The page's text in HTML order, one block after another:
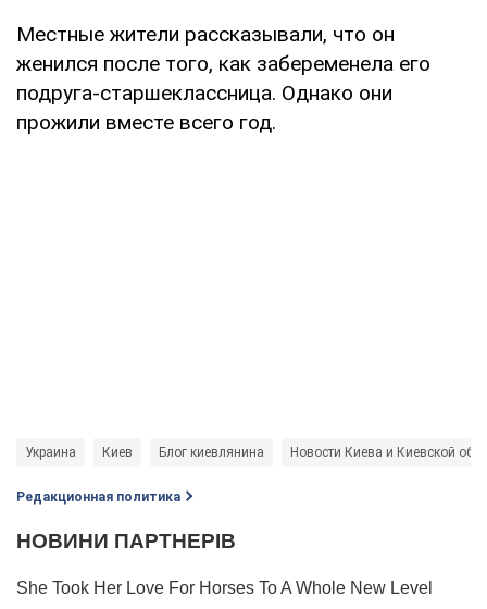
Местные жители рассказывали, что он
женился после того, как забеременела его
подруга-старшеклассница. Однако они
прожили вместе всего год.
Украина Киев Блог киевлянина Новости Киева и Киевской
Редакционная политика